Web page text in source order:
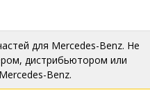
для Mercedes-Benz. Не
дистрибьютором или
Benz.